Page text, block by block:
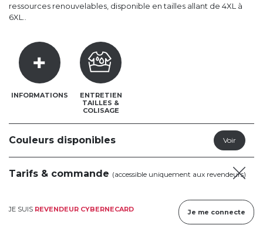
ressources renouvelables, disponible en tailles allant de 4XL à
6XL..
INFORMATIONS
ENTRETIEN
TAILLES &
COLISAGE
Couleurs disponibles
Tarifs & commande (accessible uniquement aux revendeurs)
JE SUIS REVENDEUR CYBERNECARD Je me connecte